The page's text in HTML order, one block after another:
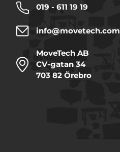
019 - 611 19 19
info@movetech.com
MoveTech AB
CV-gatan 34
703 82 Örebro